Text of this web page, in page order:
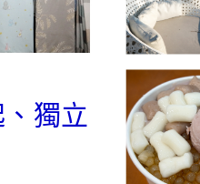
獨立